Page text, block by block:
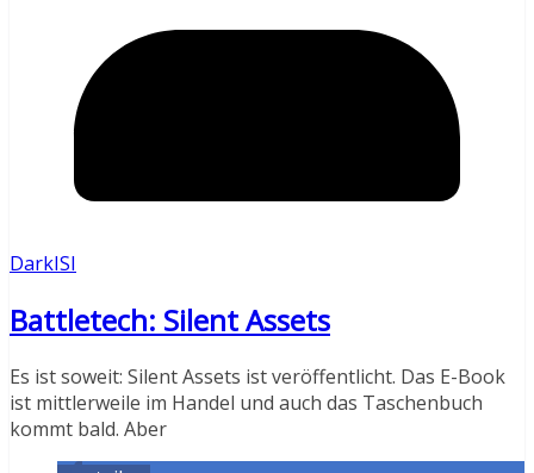
DarkISI
Battletech: Silent Assets
Es ist soweit: Silent Assets ist veröffentlicht. Das E-Book
ist mittlerweile im Handel und auch das Taschenbuch
kommt bald. Aber